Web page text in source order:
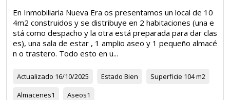
En Inmobiliaria Nueva Era os presentamos un local de 10
4m2 construidos y se distribuye en 2 habitaciones (una e
stá como despacho y la otra está preparada para dar clas
es), una sala de estar , 1 amplio aseo y 1 pequeño almacé
n o trastero. Todo esto en u...
Actualizado 16/10/2025 Estado Bien Superficie 104 m2
Almacenes1 Aseos1